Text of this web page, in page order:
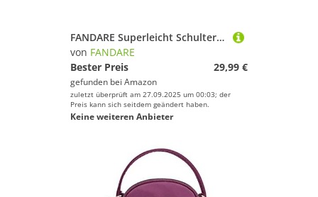
FANDARE Superleicht Schultertasche Echtleder Umhängetasche Damen für Arbeitstasche Reise Freizeit Schule Crossbody Bag Violett
von FANDARE
Bester Preis
29,99 €
gefunden bei Amazon
zuletzt überprüft am 27.09.2025 um 00:03; der
Preis kann sich seitdem geändert haben.
Keine weiteren Anbieter